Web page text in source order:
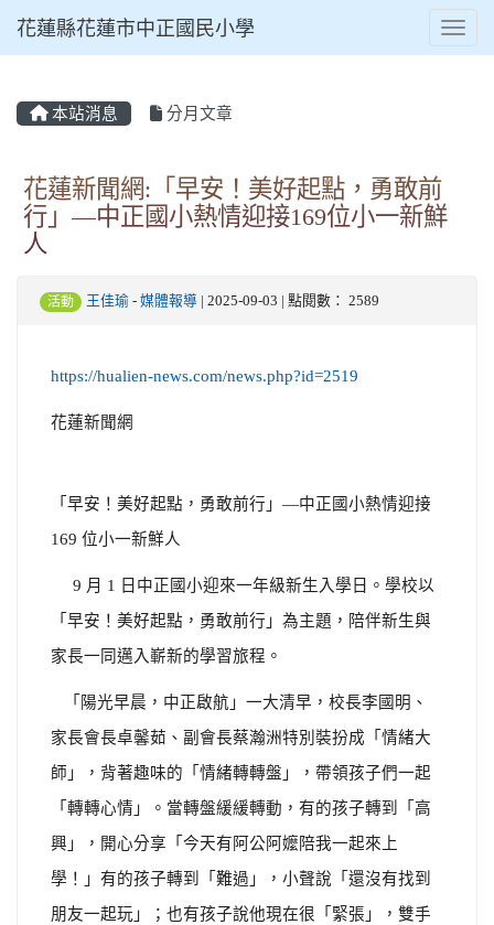
花蓮縣花蓮市中正國民小學
本站消息 分月文章
花蓮新聞網:「早安！美好起點，勇敢前
行」—中正國小熱情迎接169位小一新鮮
人
活動 王佳瑜 - 媒體報導 | 2025-09-03 | 點閱數： 2589
https://hualien-news.com/news.php?id=2519
花蓮新聞網
「早安！美好起點，勇敢前行」—中正國小熱情迎接
169 位小一新鮮人
9 月 1 日中正國小迎來一年級新生入學日。學校以
「早安！美好起點，勇敢前行」為主題，陪伴新生與
家長一同邁入嶄新的學習旅程。
「陽光早晨，中正啟航」一大清早，校長李國明、
家長會長卓馨茹、副會長蔡瀚洲特別裝扮成「情緒大
師」，背著趣味的「情緒轉轉盤」，帶領孩子們一起
「轉轉心情」。當轉盤緩緩轉動，有的孩子轉到「高
興」，開心分享「今天有阿公阿嬤陪我一起來上
學！」有的孩子轉到「難過」，小聲說「還沒有找到
朋友一起玩」；也有孩子說他現在很「緊張」，雙手